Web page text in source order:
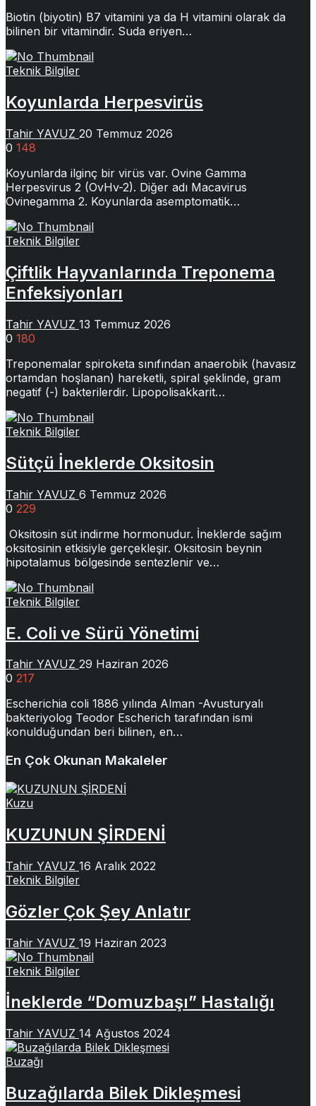
Biotin (biyotin) B7 vitamini ya da H vitamini olarak da
bilinen bir vitamindir. Suda eriyen…
Teknik Bilgiler
Koyunlarda Herpesvirüs
Tahir YAVUZ 20 Temmuz 2026
0 148
Koyunlarda ilginç bir virüs var. Ovine Gamma
Herpesvirus 2 (OvHv-2). Diğer adı Macavirus
Ovinegamma 2. Koyunlarda asemptomatik…
Teknik Bilgiler
Çiftlik Hayvanlarında Treponema
Enfeksiyonları
Tahir YAVUZ 13 Temmuz 2026
0 180
Treponemalar spiroketa sınıfından anaerobik (havasız
ortamdan hoşlanan) hareketli, spiral şeklinde, gram
negatif (-) bakterilerdir. Lipopolisakkarit…
Teknik Bilgiler
Sütçü İneklerde Oksitosin
Tahir YAVUZ 6 Temmuz 2026
0 229
Oksitosin süt indirme hormonudur. İneklerde sağım
oksitosinin etkisiyle gerçekleşir. Oksitosin beynin
hipotalamus bölgesinde sentezlenir ve…
Teknik Bilgiler
E. Coli ve Sürü Yönetimi
Tahir YAVUZ 29 Haziran 2026
0 217
Escherichia coli 1886 yılında Alman -Avusturyalı
bakteriyolog Teodor Escherich tarafından ismi
konulduğundan beri bilinen, en…
En Çok Okunan Makaleler
Kuzu
KUZUNUN ŞİRDENİ
Tahir YAVUZ 16 Aralık 2022
Teknik Bilgiler
Gözler Çok Şey Anlatır
Tahir YAVUZ 19 Haziran 2023
Teknik Bilgiler
İneklerde “Domuzbaşı” Hastalığı
Tahir YAVUZ 14 Ağustos 2024
Buzağı
Buzağılarda Bilek Dikleşmesi